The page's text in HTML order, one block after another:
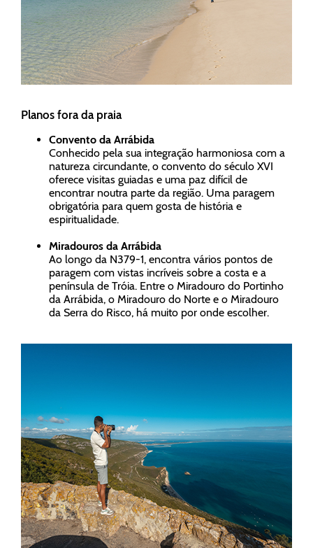
Planos fora da praia
Convento da Arrábida
Conhecido pela sua integração harmoniosa com a
natureza circundante, o convento do século XVI
oferece visitas guiadas e uma paz difícil de
encontrar noutra parte da região. Uma paragem
obrigatória para quem gosta de história e
espiritualidade.
Miradouros da Arrábida
Ao longo da N379-1, encontra vários pontos de
paragem com vistas incríveis sobre a costa e a
península de Tróia. Entre o Miradouro do Portinho
da Arrábida, o Miradouro do Norte e o Miradouro
da Serra do Risco, há muito por onde escolher.